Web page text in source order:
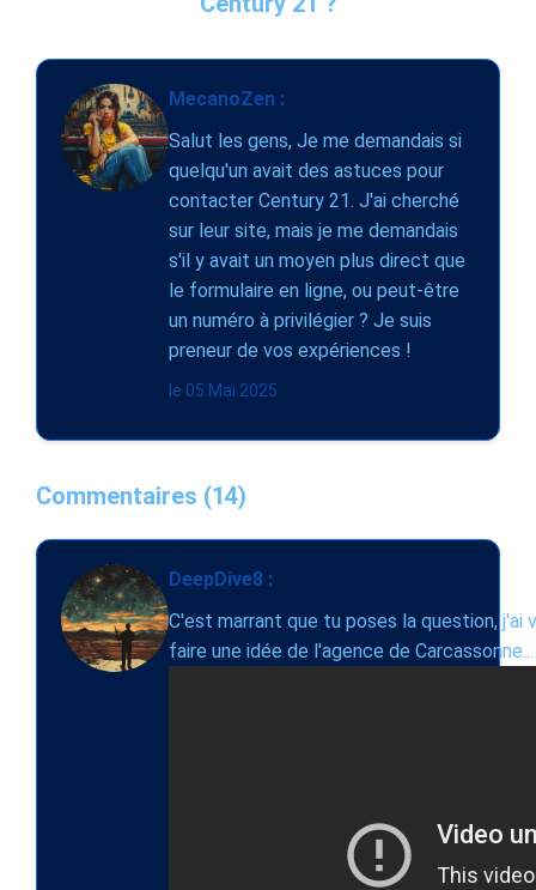
MecanoZen :
Salut les gens, Je me demandais si
quelqu'un avait des astuces pour
contacter Century 21. J'ai cherché
sur leur site, mais je me demandais
s'il y avait un moyen plus direct que
le formulaire en ligne, ou peut-être
un numéro à privilégier ? Je suis
preneur de vos expériences !
le 05 Mai 2025
Commentaires (14)
DeepDive8 :
C'est marrant que tu poses la question, j'ai
faire une idée de l'agence de Carcassonne...